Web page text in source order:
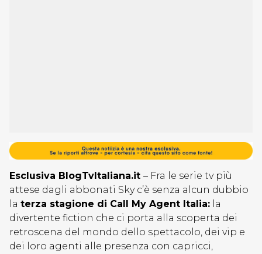
Esclusiva BlogTvItaliana.it – Fra le serie tv più
attese dagli abbonati Sky c’è senza alcun dubbio
la terza stagione di Call My Agent Italia: la
divertente fiction che ci porta alla scoperta dei
retroscena del mondo dello spettacolo, dei vip e
dei loro agenti alle presenza con capricci,